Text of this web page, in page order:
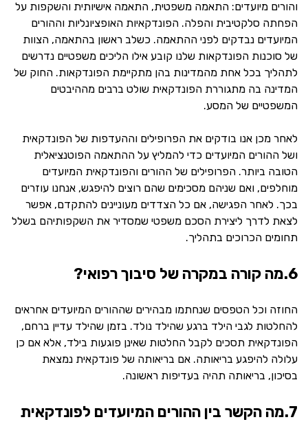
והורים מיועדים: התאמה משפטית, התאמה אישיותית והשקפות על
הפחתה סלקטיבית והפלה. הפונדקאיות האופציונליות וההורים
המיועדים נבדקים לפני ההתאמה. כשלב ראשון בהתאמה, הצוות
של סוכנות הפונדקאות שלנו קובע אילו הליכים משפטיים נדרשים
לתהליך בכל אחת מהמדינות בהן מתקיימת הפונדקאות. החוק של
המדינה בה מתגוררת הפונדקאית שולט ברבים מההיבטים
המשפטיים של המסע.
לאחר מכן אנו בודקים את הפרופילים וההעדפות של הפונדקאית
ושל ההורים המיועדים כדי להמליץ ​​על ההתאמה הפוטנציאלית
הטובה ביותר. הפרופילים של ההורים והפונדקאית המיועדים
מוחלפים, ואם שניהם מסכימים שהם רוצים להיפגש, אנחנו עוזרים
בכך. לאחר הפגישה, אם כל הצדדים מעוניינים להתקדם, אפשר
לצאת לדרך ליצירת הסכם משפטי שמסדיר את השקפותיהם בשלל
תחומים הכרוכים בתהליך.
6.מה קורה במקרה של סיבוך רפואי?
החוזה וכל הטפסים שנחתמו מבהירים שההורים המיועדים אחראים
להחלטות לגבי הילד ברגע שהילד נולד. בזמן שהילד עדיין ברחם,
הפונדקאית תסכים לקבל החלטות שאינן פוגעות בילד, אלא אם כן
עלולה להיפגע בריאותה. אם בריאותה של פונדקאית נמצאת
בסיכון, בריאותה תהיה בעדיפות ראשונה.
7.מה הקשר בין ההורים המיועדים לפונדקאית